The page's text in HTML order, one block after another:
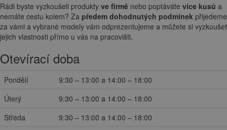
Rádi byste vyzkoušeli produkty ve firmě nebo poptáváte více kusů a
nemáte cestu kolem? Za předem dohodnutých podmínek přijedeme
za vámi a vybrané modely vám odprezentujeme a můžete si vyzkoušet
jejich vlastnosti přímo u vás na pracovišti.
Otevírací doba
Pondělí
9:30 – 13:00 a 14:00 – 18:00
Úterý
9:30 – 13:00 a 14:00 – 18:00
Středa
9:30 – 13:00 a 14:00 – 18:00